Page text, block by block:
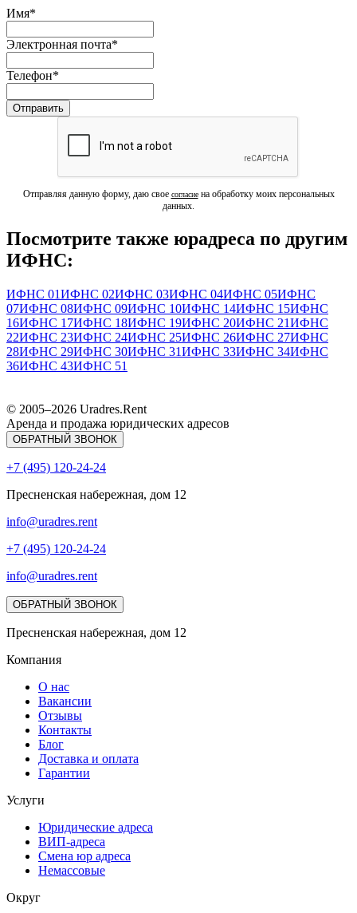
Имя*
Электронная почта*
Телефон*
Отправляя данную форму, даю свое согласиена обработку моих персональных
данных.
Посмотрите также юрадреса по другим
ИФНС:
ИФНС 01ИФНС 02ИФНС 03ИФНС 04ИФНС 05ИФНС
07ИФНС 08ИФНС 09ИФНС 10ИФНС 14ИФНС 15ИФНС
16ИФНС 17ИФНС 18ИФНС 19ИФНС 20ИФНС 21ИФНС
22ИФНС 23ИФНС 24ИФНС 25ИФНС 26ИФНС 27ИФНС
28ИФНС 29ИФНС 30ИФНС 31ИФНС 33ИФНС 34ИФНС
36ИФНС 43ИФНС 51
© 2005–2026 Uradres.Rent
Аренда и продажа юридических адресов
ОБРАТНЫЙ ЗВОНОК
+7 (495) 120-24-24
Пресненская набережная, дом 12
info@uradres.rent
+7 (495) 120-24-24
info@uradres.rent
ОБРАТНЫЙ ЗВОНОК
Пресненская набережная, дом 12
Компания
О нас
Вакансии
Отзывы
Контакты
Блог
Доставка и оплата
Гарантии
Услуги
Юридические адреса
ВИП-адреса
Смена юр адреса
Немассовые
Округ